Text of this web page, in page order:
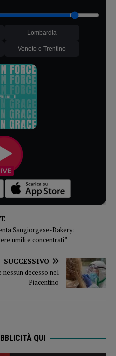
Lombardia
Veneto e Trentino
Sangiorgese-Bakery:
umili e concentrati”
SUCCESSIVO
decesso nel
Piacentino
QUI